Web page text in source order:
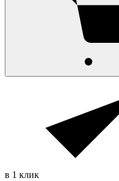
в 1 клик